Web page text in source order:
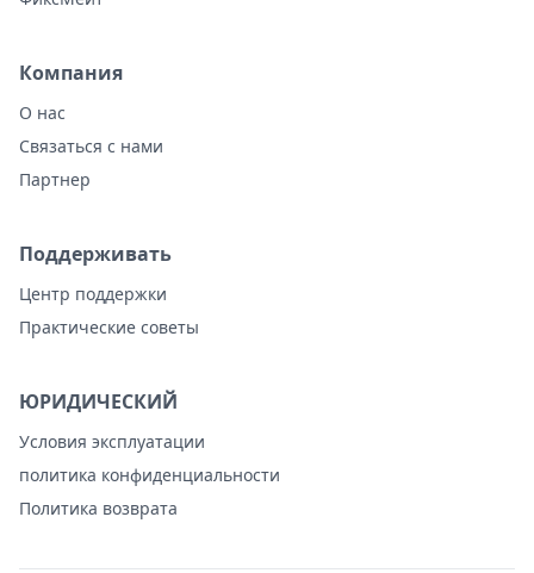
Компания
О нас
Связаться с нами
Партнер
Поддерживать
Центр поддержки
Практические советы
ЮРИДИЧЕСКИЙ
Условия эксплуатации
политика конфиденциальности
Политика возврата